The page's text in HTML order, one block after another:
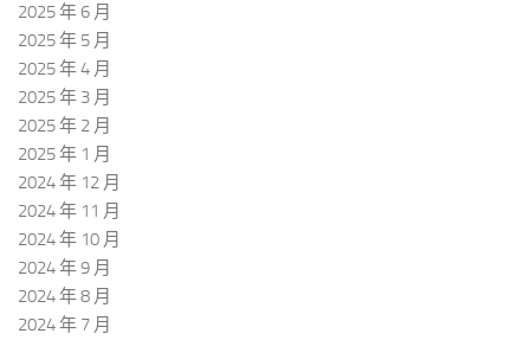
2025 年 6 月
2025 年 5 月
2025 年 4 月
2025 年 3 月
2025 年 2 月
2025 年 1 月
2024 年 12 月
2024 年 11 月
2024 年 10 月
2024 年 9 月
2024 年 8 月
2024 年 7 月